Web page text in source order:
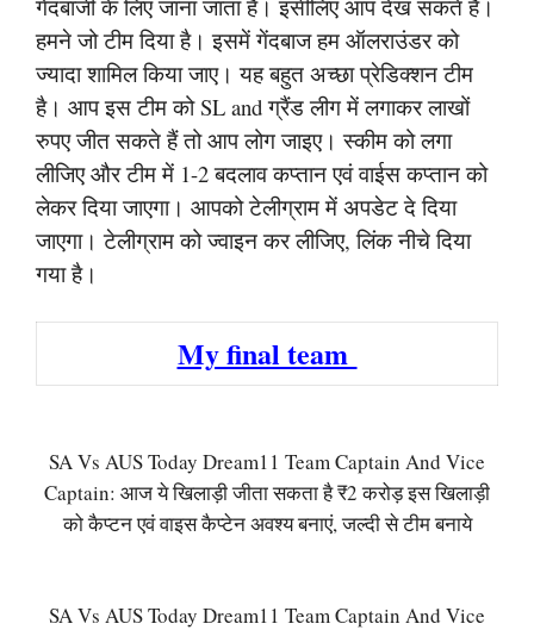
गेंदबाजी के लिए जाना जाता है। इसीलिए आप देख सकते हैं।
हमने जो टीम दिया है। इसमें गेंदबाज हम ऑलराउंडर को
ज्यादा शामिल किया जाए। यह बहुत अच्छा प्रेडिक्शन टीम
है। आप इस टीम को SL and ग्रैंड लीग में लगाकर लाखों
रुपए जीत सकते हैं तो आप लोग जाइए। स्कीम को लगा
लीजिए और टीम में 1-2 बदलाव कप्तान एवं वाईस कप्तान को
लेकर दिया जाएगा। आपको टेलीग्राम में अपडेट दे दिया
जाएगा। टेलीग्राम को ज्वाइन कर लीजिए, लिंक नीचे दिया
गया है।
My final team
SA Vs AUS Today Dream11 Team Captain And Vice
Captain: आज ये खिलाड़ी जीता सकता है ₹2 करोड़ इस खिलाड़ी
को कैप्टन एवं वाइस कैप्टेन अवश्य बनाएं, जल्दी से टीम बनाये
SA Vs AUS Today Dream11 Team Captain And Vice